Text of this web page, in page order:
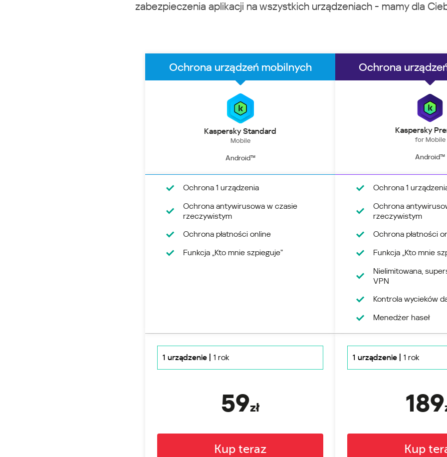
zabezpieczenia aplikacji na wszystkich urządzeniach - mamy dla
Kaspersky Standard
Mobile
Android™
Kaspersky
for Mobile
Android™
Ochrona 1 urządzenia
Ochrona antywirusowa w czasie
rzeczywistym
Ochrona płatności online
Funkcja „Kto mnie szpieguje”
Ochrona 1
Ochrona
rzeczywistym
Ochrona płatności
Funkcja „Kto mnie
Nielimitowana,
VPN
Kontrola wycieków
Menedżer haseł
1 urządzenie | 1 rok
59zł
1 urządzenie | 1 rok
189